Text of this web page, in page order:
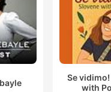
Se
with